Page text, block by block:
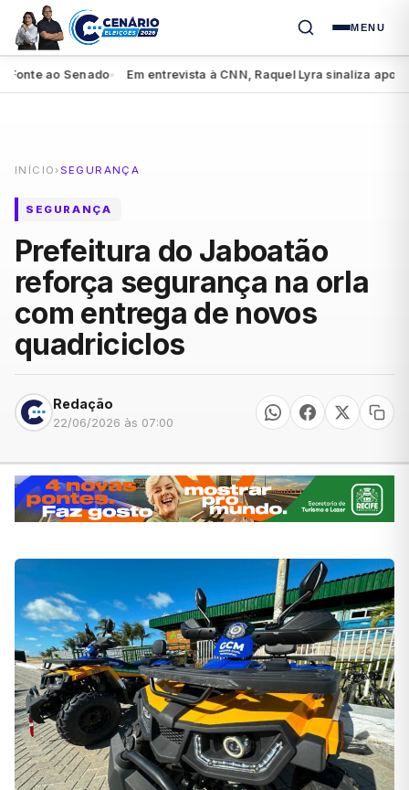
MENU
ao Senado● Em entrevista à CNN, Raquel Lyra sinaliza apoio a
INÍCIO ›SEGURANÇA
SEGURANÇA
Prefeitura do Jaboatão
reforça segurança na orla
com entrega de novos
quadriciclos
Redação
22/06/2026 às 07:00